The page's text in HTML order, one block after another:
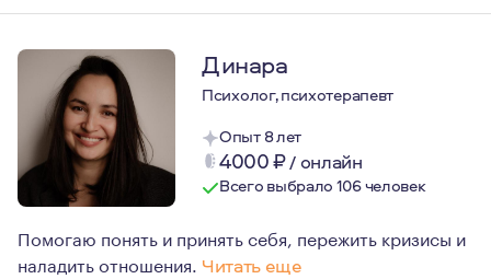
Динара
Психолог, психотерапевт
Опыт 8 лет
4000₽/ онлайн
Всего выбрало 106 человек
Помогаю понять и принять себя, пережить кризисы и
наладить отношения. Читать еще